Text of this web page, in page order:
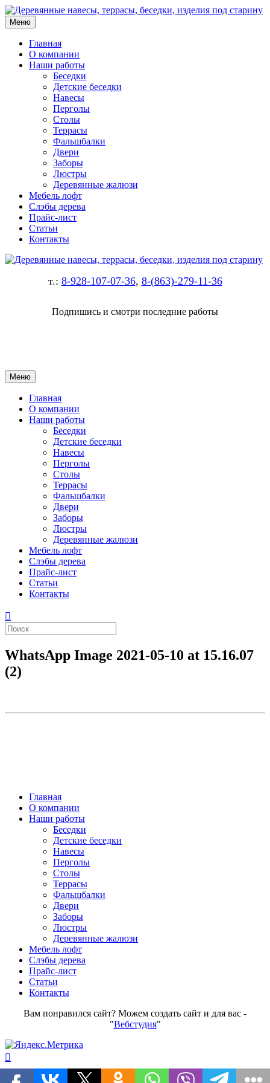
Меню
Главная
О компании
Наши работы
Беседки
Детские беседки
Навесы
Перголы
Столы
Террасы
Фальшбалки
Двери
Заборы
Люстры
Деревянные жалюзи
Мебель лофт
Слэбы дерева
Прайс-лист
Статьи
Контакты
т.: 8-928-107-07-36, 8-(863)-279-11-36
Подпишись и смотри последние работы
Меню
Главная
О компании
Наши работы
Беседки
Детские беседки
Навесы
Перголы
Столы
Террасы
Фальшбалки
Двери
Заборы
Люстры
Деревянные жалюзи
Мебель лофт
Слэбы дерева
Прайс-лист
Статьи
Контакты
WhatsApp Image 2021-05-10 at 15.16.07
(2)
Главная
О компании
Наши работы
Беседки
Детские беседки
Навесы
Перголы
Столы
Террасы
Фальшбалки
Двери
Заборы
Люстры
Деревянные жалюзи
Мебель лофт
Слэбы дерева
Прайс-лист
Статьи
Контакты
Вам понравился сайт? Можем создать сайт и для вас -
"Вебстудия"